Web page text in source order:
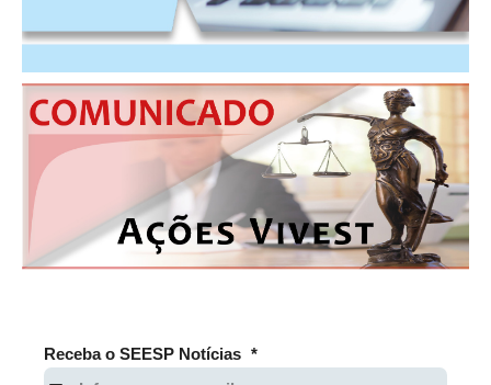
Receba o SEESP Notícias *